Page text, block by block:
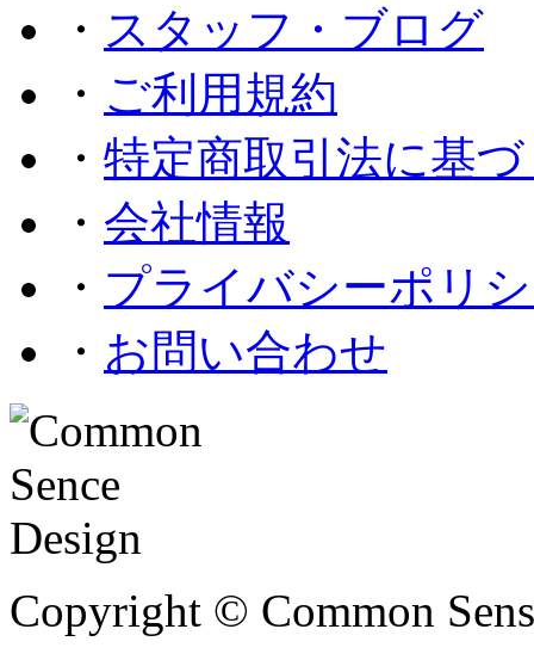
・ スタッフ・ブログ
・ ご利用規約
・ 特定商取引法に基
・ 会社情報
・ プライバシーポリ
・ お問い合わせ
Copyright © Common